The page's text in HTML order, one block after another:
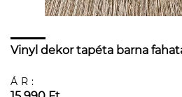
Vinyl dekor tapéta barna
ÁR: